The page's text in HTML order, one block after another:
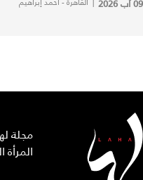
09 آب 2026 | القاهرة - أحمد إبراهيم
مجلة